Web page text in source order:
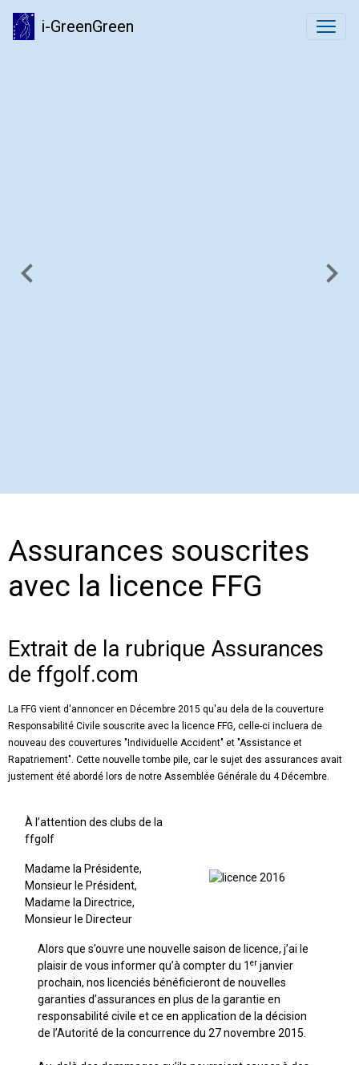
i-GreenGreen
Assurances souscrites
avec la licence FFG
Extrait de la rubrique Assurances
de ffgolf.com
La FFG vient d'annoncer en Décembre 2015 qu'au dela de la couverture
Responsabilité Civile souscrite avec la licence FFG, celle-ci incluera de
nouveau des couvertures "Individuelle Accident" et "Assistance et
Rapatriement". Cette nouvelle tombe pile, car le sujet des assurances avait
justement été abordé lors de notre Assemblée Générale du 4 Décembre.
À l’attention des clubs de la
ffgolf
Madame la Présidente,
Monsieur le Président,
Madame la Directrice,
Monsieur le Directeur
Alors que s’ouvre une nouvelle saison de licence, j’ai le
plaisir de vous informer qu’à compter du 1 er janvier
prochain, nos licenciés bénéficieront de nouvelles
garanties d’assurances en plus de la garantie en
responsabilité civile et ce en application de la décision
de l’Autorité de la concurrence du 27 novembre 2015.